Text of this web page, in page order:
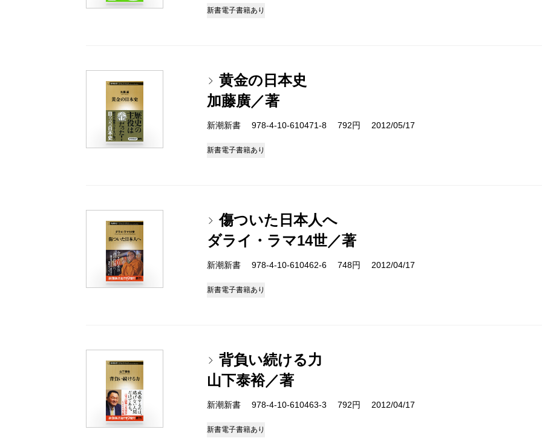
新書電子書籍あり
黄金の日本史
加藤廣／著
新潮新書 978-4-10-610471-8 792円 2012/05/17
新書電子書籍あり
傷ついた日本人へ
ダライ・ラマ14世／著
新潮新書 978-4-10-610462-6 748円 2012/04/17
新書電子書籍あり
背負い続ける力
山下泰裕／著
新潮新書 978-4-10-610463-3 792円 2012/04/17
新書電子書籍あり